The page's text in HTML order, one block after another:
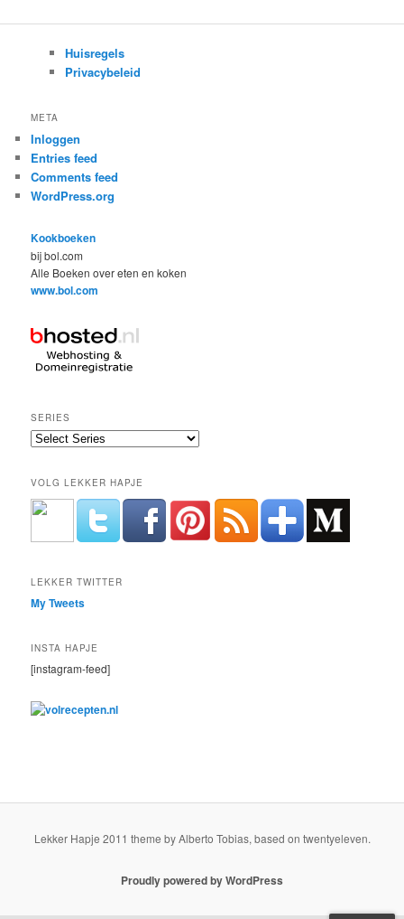
Huisregels
Privacybeleid
META
Inloggen
Entries feed
Comments feed
WordPress.org
Kookboeken
bij bol.com
Alle Boeken over eten en koken
www.bol.com
SERIES
VOLG LEKKER HAPJE
LEKKER TWITTER
My Tweets
INSTA HAPJE
[instagram-feed]
Lekker Hapje 2011 theme by Alberto Tobias, based on twentyeleven.
Proudly powered by WordPress